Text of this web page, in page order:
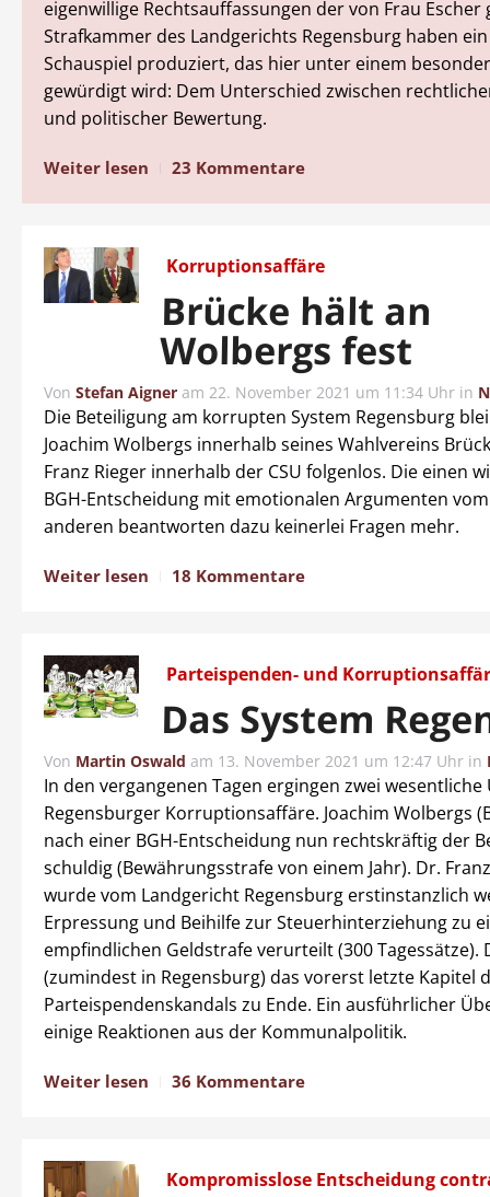
eigenwillige Rechtsauffassungen der von Frau
Strafkammer des Landgerichts Regensburg haben
Schauspiel produziert, das hier unter einem
gewürdigt wird: Dem Unterschied zwischen
und politischer Bewertung.
Weiter lesen 23 Kommentare
Korruptionsaffäre
Brücke hält an
Wolbergs fest
Von Stefan Aigner am 22. November 2021 um 11:34 Uhr in
Die Beteiligung am korrupten System Regensburg
Joachim Wolbergs innerhalb seines Wahlvereins
Franz Rieger innerhalb der CSU folgenlos. Die einen
BGH-Entscheidung mit emotionalen Argumenten
anderen beantworten dazu keinerlei Fragen mehr.
Weiter lesen 18 Kommentare
Parteispenden- und
Das System
Von Martin Oswald am 13. November 2021 um 12:47 Uhr in
In den vergangenen Tagen ergingen zwei
Regensburger Korruptionsaffäre. Joachim Wolbergs
nach einer BGH-Entscheidung nun rechtskräftig der
schuldig (Bewährungsstrafe von einem Jahr). Dr.
wurde vom Landgericht Regensburg erstinstanzlich
Erpressung und Beihilfe zur Steuerhinterziehung zu
empfindlichen Geldstrafe verurteilt (300 Tagessätze).
(zumindest in Regensburg) das vorerst letzte Kapitel
Parteispendenskandals zu Ende. Ein ausführlicher
einige Reaktionen aus der Kommunalpolitik.
Weiter lesen 36 Kommentare
Kompromisslose Entscheidung